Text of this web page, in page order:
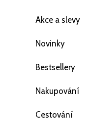
Akce a slevy
Novinky
Bestsellery
Nakupování
Cestování